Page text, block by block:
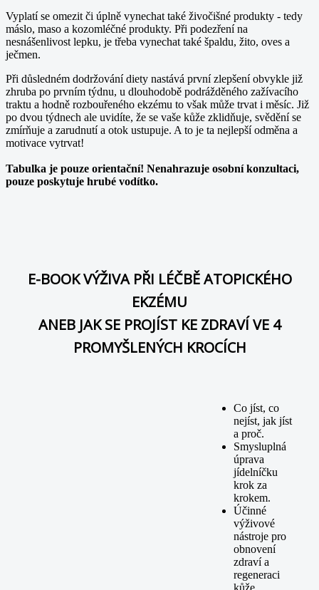
Vyplatí se omezit či úplně vynechat také živočišné produkty - tedy
máslo, maso a kozomléčné produkty. Při podezření na
nesnášenlivost lepku, je třeba vynechat také špaldu, žito, oves a
ječmen.
Při důsledném dodržování diety nastává první zlepšení obvykle již
zhruba po prvním týdnu, u dlouhodobě podrážděného zažívacího
traktu a hodně rozbouřeného ekzému to však může trvat i měsíc. Již
po dvou týdnech ale uvidíte, že se vaše kůže zklidňuje, svědění se
zmírňuje a zarudnutí a otok ustupuje. A to je ta nejlepší odměna a
motivace vytrvat!
Tabulka je pouze orientační! Nenahrazuje osobní konzultaci,
pouze poskytuje hrubé vodítko.
E-BOOK VÝŽIVA PŘI LÉČBĚ ATOPICKÉHO
EKZÉMU
ANEB JAK SE PROJÍST KE ZDRAVÍ VE 4
PROMYŠLENÝCH KROCÍCH
Co jíst, co
nejíst, jak jíst
a proč.
Smysluplná
úprava
jídelníčku
krok za
krokem.
Účinné
výživové
nástroje pro
obnovení
zdraví a
regeneraci